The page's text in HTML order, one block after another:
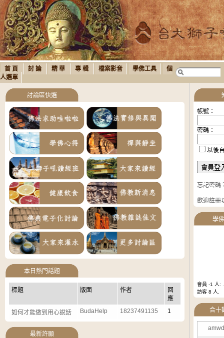
首 頁 討 論 精 華 專 輯 檔案影音 學佛工具
個
人選單
討論區快選
本日熱門話題
標題 版面 作者
回
應
如何才能做到用心說話
BudaHelp 18237491135 1
最新許願
帳號：
密碼：
以後
忘記密碼
歡迎註冊
學
會員 -1 人:
訪客 8 人.
合十